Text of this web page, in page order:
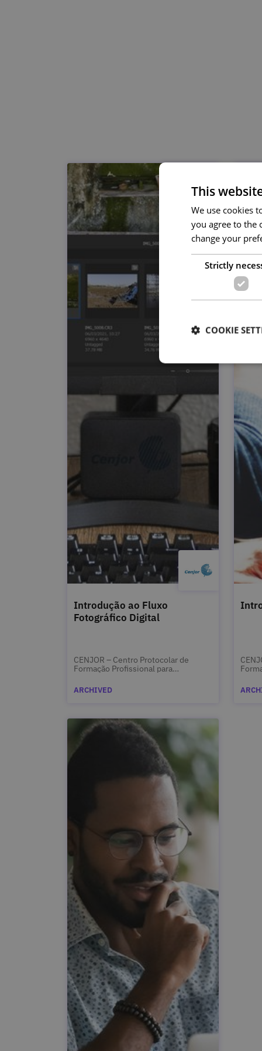
Introdução ao Fluxo
Fotográfico Digital
CENJOR – Centro Protocolar de
Formação Profissional para
ARCHIVED
This
We use cookies
you agree to the
change your
Strictly
COOKIE